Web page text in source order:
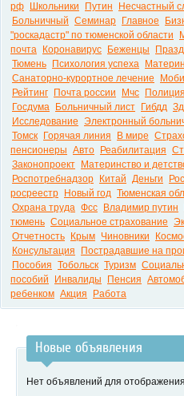
рф
Школьники Путин
Несчастный
Больничный Семинар Главное
"роскадастр" по тюменской области
почта
Коронавирус Беженцы
Тюмень
Психология успеха
Санаторно-курортное лечение
Рейтинг
Почта россии Мчс Полиция
Госдума
Больничный лист Гибдд
Исследование Электронный
Томск
Горячая линия В мире
пенсионеры Авто Реабилитация
Законопроект
Материнство и
Роспотребнадзор
Китай Деньги
росреестр
Новый год Тюменская
Охрана труда Фсс Владимир путин
тюмень Социальное страхование
Отчетность
Крым Чиновники
Консультация
Пострадавшие на
Пособия Тобольск Туризм
пособий
Инвалиды Пенсия
ребенком Акция Работа
Новые объявления
Нет объявлений для